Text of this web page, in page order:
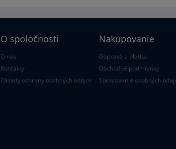
O spoločnosti
O nás
Kontakty
Zásady ochrany osobných údajov
Nakupovanie
Doprava a platba
Obchodné podmienky
Spracovanie osobných